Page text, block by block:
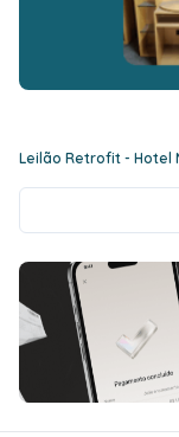
Leilão Retrofit - Hotel